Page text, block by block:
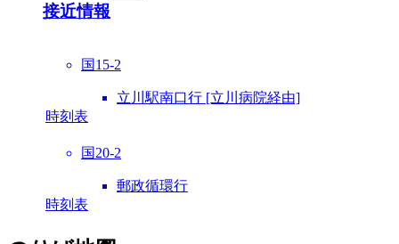
接近情報
国15-2
立川駅南口行 [立川病院経由]
時刻表
国20-2
郵政循環行
時刻表